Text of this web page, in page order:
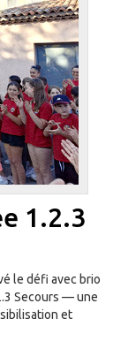
1.2.3
le défi avec brio
Secours — une
et